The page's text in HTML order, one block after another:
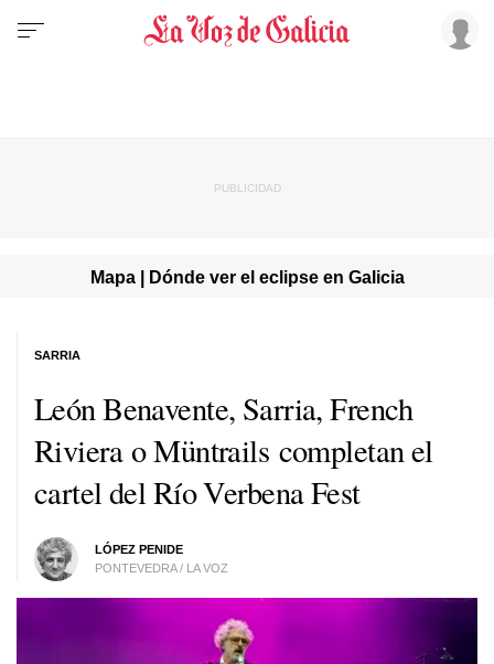
Mapa | Dónde ver el eclipse en Galicia
León Benavente, Sarria, French
Riviera o Müntrails completan el
cartel del Río Verbena Fest
LÓPEZ PENIDE
PONTEVEDRA / LA VOZ
SARRIA